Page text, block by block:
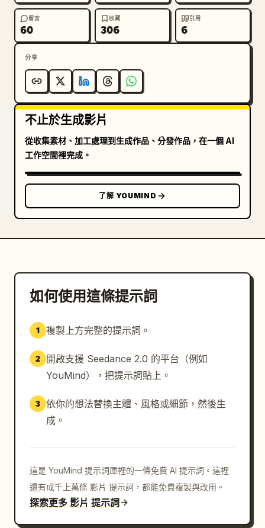
留言
60
收藏
306
引用
6
分享
不止於生成影片
從收集素材、加工處理到生成作品、分發作品，在一個 AI
工作空間裡完成。
了解 YOUMIND
如何使用這條提示詞
1 複製上方完整的提示詞。
2
開啟支援 Seedance 2.0 的平台（例如
YouMind），把提示詞貼上。
3 依你的想法替換主體、風格或細節，然後生
成。
這是 YouMind 提示詞庫裡的一條免費 AI 提示詞。這裡
還有成千上萬條 影片 提示詞，都能免費複製與改用。
探索更多 影片 提示詞